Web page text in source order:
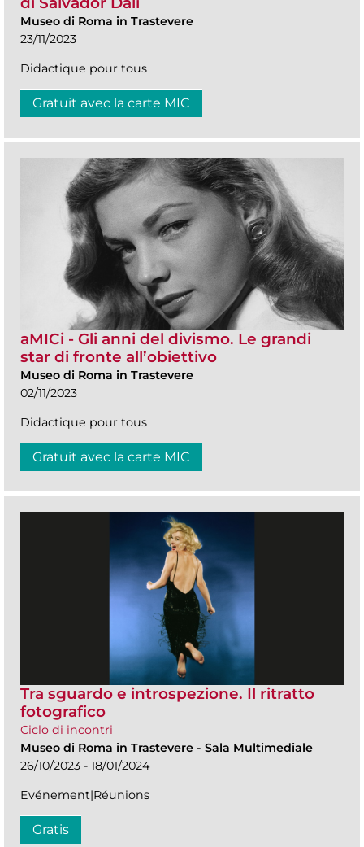
Museo di Roma in Trastevere
23/11/2023
Didactique pour tous
Gratuit avec la carte MIC
aMICi - Gli anni del divismo. Le grandi
star di fronte all’obiettivo
Museo di Roma in Trastevere
02/11/2023
Didactique pour tous
Gratuit avec la carte MIC
Tra sguardo e introspezione. Il ritratto
fotografico
Ciclo di incontri
Museo di Roma in Trastevere - Sala Multimediale
26/10/2023 - 18/01/2024
Evénement|Réunions
Gratis